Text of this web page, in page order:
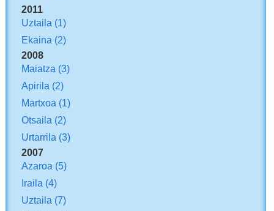
2011
Uztaila (1)
Ekaina (2)
2008
Maiatza (3)
Apirila (2)
Martxoa (1)
Otsaila (2)
Urtarrila (3)
2007
Azaroa (5)
Iraila (4)
Uztaila (7)